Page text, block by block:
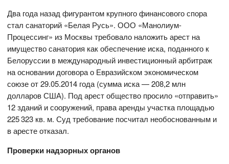
Два года назад фигурантом крупного финансового спора
стал санаторий «Белая Русь». ООО «Манолиум-
Процессинг» из Москвы требовало наложить арест на
имущество санатория как обеспечение иска, поданного к
Белоруссии в международный инвестиционный арбитраж
на основании договора о Евразийском экономическом
союзе от 29.05.2014 года (сумма иска — 208,2 млн
долларов США). Под арест общество просило «отправить»
12 зданий и сооружений, права аренды участка площадью
225 323 кв. м. Суд требование посчитал необоснованным и
в аресте отказал.
Проверки надзорных органов